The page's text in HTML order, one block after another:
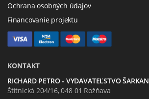
Ochrana osobných údajov
Financovanie projektu
KONTAKT
RICHARD PETRO - VYDAVATEĽSTVO ŠARKAN
Štítnická 204/16, 048 01 Rožňava